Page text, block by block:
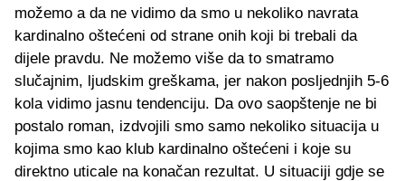
možemo a da ne vidimo da smo u nekoliko navrata
kardinalno oštećeni od strane onih koji bi trebali da
dijele pravdu. Ne možemo više da to smatramo
slučajnim, ljudskim greškama, jer nakon posljednjih 5-6
kola vidimo jasnu tendenciju. Da ovo saopštenje ne bi
postalo roman, izdvojili smo samo nekoliko situacija u
kojima smo kao klub kardinalno oštećeni i koje su
direktno uticale na konačan rezultat. U situaciji gdje se